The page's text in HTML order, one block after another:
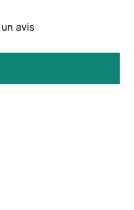
avis